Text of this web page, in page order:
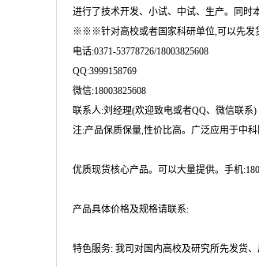
进行了技术开发、小试、中试、生产。同时
※※※针对高校或者国家科研单位,可以先发
电话:0371-53778726/18003825608
QQ:3999158769
微信:18003825608
联系人:刘经理(欢迎致电或者QQ、微信联系)
注:产品保质保量,性价比高。广泛应用于中
优质现货核心产品。可以大量提供。手机
产品具体价格及规格请联系:
特色服务: 我司对国内高校及研究所先发货、